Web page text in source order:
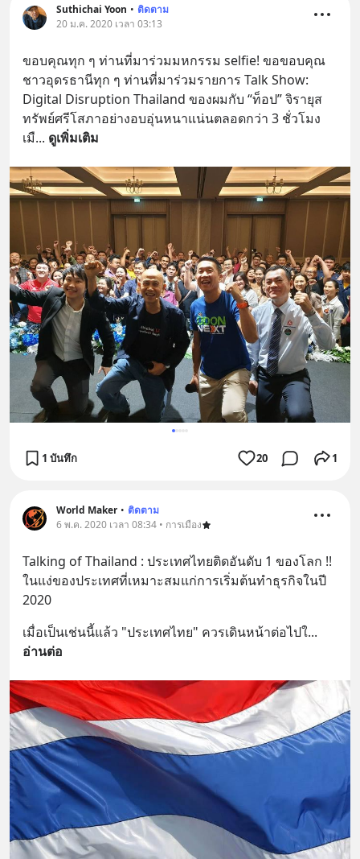
Suthichai Yoon • ติดตาม
20 ม.ค. 2020 เวลา 03:13
ขอบคุณทุก ๆ ท่านที่มาร่วมมหกรรม selfie! ขอขอบคุณ
ชาวอุดรธานีทุก ๆ ท่านที่มาร่วมรายการ Talk Show:
Digital Disruption Thailand ของผมกับ “ท็อป” จิรายุส
ทรัพย์ศรีโสภาอย่างอบอุ่นหนาแน่นตลอดกว่า 3 ชั่วโมง
เมื... ดูเพิ่มเติม
1 บันทึก 20 1
World Maker • ติดตาม
6 พ.ค. 2020 เวลา 08:34 • การเมือง
Talking of Thailand : ประเทศไทยติดอันดับ 1 ของโลก !!
ในแง่ของประเทศที่เหมาะสมแก่การเริ่มต้นทำธุรกิจในปี
2020
เมื่อเป็นเช่นนี้แล้ว "ประเทศไทย" ควรเดินหน้าต่อไปใ
อ่านต่อ